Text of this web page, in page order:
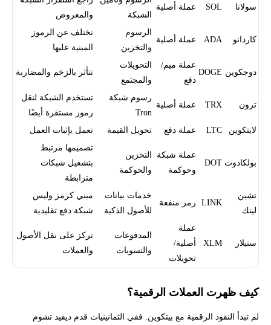
سولانا SOL عملة أصلية
الشبكة
والمعروض
كاردانو ADA عملة أصلية
الرسوم
والتخزين
تختلف عن الرموز
المبنية عليها
دوجكوين DOGE
عملة ميم/
دفع
التحويلات
والمجتمع
تتأثر بالزخم والمضاربة
ترون TRX عملة أصلية
رسوم شبكة
Tron
تستخدم الشبكة لنقل
رموز مستقرة أيضًا
لايتكوين
LTC عملة دفع تحويل القيمة تعمل بإثبات العمل
بولكادوت DOT
عملة شبكة
وحوكمة
التخزين
والحوكمة
تصميمها مرتبط
بتشغيل شبكات
مترابطة
تشين
لينك
LINK رمز منفعة
خدمات بيانات
للأصول الذكية
مبني كرمز وليس
شبكة دفع تقليدية
ستيلار XLM
عملة
أصلية/
تحويلات
المدفوعات
والتسويات
تركز على نقل الأصول
والعملات
كيف ظهرت العملات الرقمية؟
لم تبدأ النقود الرقمية مع بيتكوين. ففي الثمانينيات قدم ديفيد تشوم